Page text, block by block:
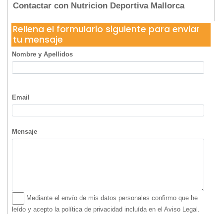
Contactar con Nutricion Deportiva Mallorca